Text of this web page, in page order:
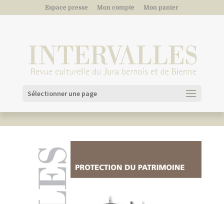
Espace presse Mon compte Mon panier
Sélectionner une page